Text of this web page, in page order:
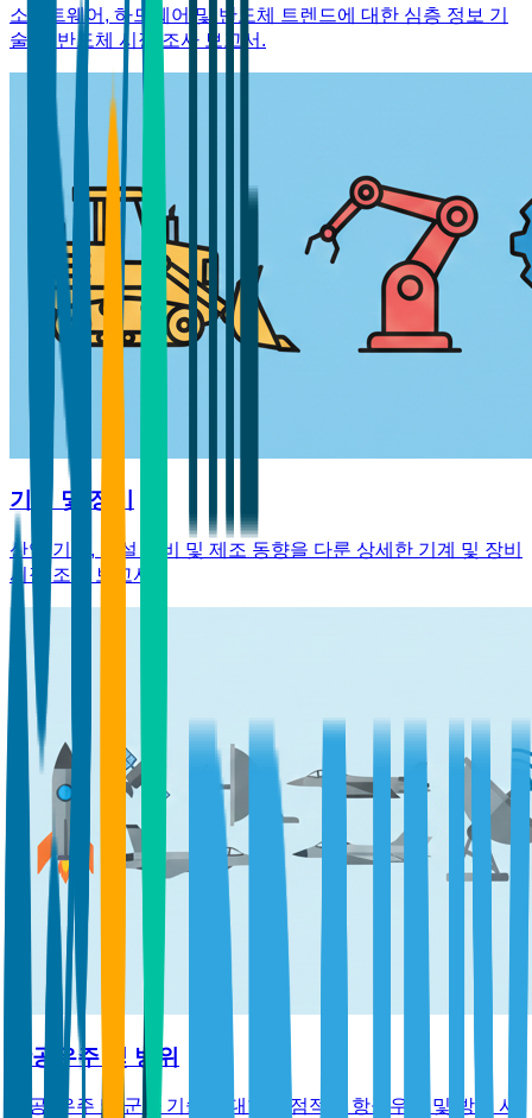
소프트웨어, 하드웨어 및 반도체 트렌드에 대한 심층 정보 기
술 및 반도체 시장 조사 보고서.
기계 및 장비
산업 기계, 건설 장비 및 제조 동향을 다룬 상세한 기계 및 장비
시장 조사 보고서.
항공우주 및 방위
항공, 우주 및 군사 기술에 대한 독점적인 항공우주 및 방위 시